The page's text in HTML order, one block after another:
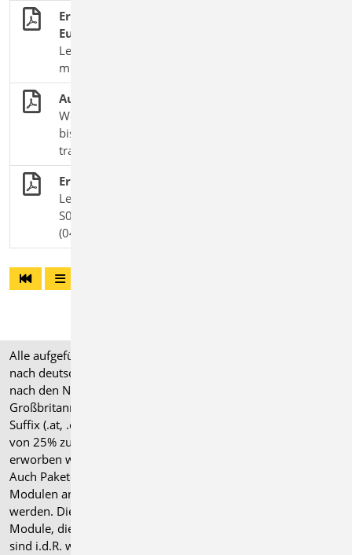
Erdbebenbetrachtung nach DIN 4149 und
Eurocode 8
Leistungsübersicht zum Thema „Erdbeben“ in der
mb WorkSuite
Auslegung für Erdbeben nach EC 8
Workflow in der BauStatik von der Lastermittlung
bis zur konstruktiven Durchbildung der
tragenden Bauteile
Erdbeben-Ersatzlasten
Leistungsbeschreibung des BauStatik-Moduls
S040 Erdbeben-Ersatzlastermittlung, DIN 4149
(04/05) | Vorgänger-Modul zu S033.de
Alle aufgeführten Preise verstehen sich für Module/Pakete
nach deutschen Normgrundlagen (".de"). Module, die auch
nach den Normen für Österreich, Schweiz, Italien und
Großbritannien verfügbar sind, tragen ein entsprechendes
Suffix (.at, .ch, .it bzw. .uk) und können gegen einen Aufpreis
von 25% zusammen mit dem jeweiligen ".de"-Modul
erworben werden.
Auch Pakete können gegen einen Aufpreis von 25% mit
Modulen anderer Normen (.at, .ch, .it bzw. .uk) erweitert
werden. Die Paketerweiterung umfasst alle entsprechenden
Module, die zum Zeitpunkt des Kaufs verfügbar sind. Das
sind i.d.R. weniger Module als nach deutscher Norm.